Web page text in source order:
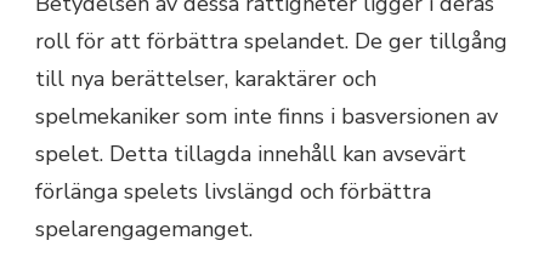
roll för att förbättra spelandet. De ger tillgång
till nya berättelser, karaktärer och
spelmekaniker som inte finns i basversionen av
spelet. Detta tillagda innehåll kan avsevärt
förlänga spelets livslängd och förbättra
spelarengagemanget.